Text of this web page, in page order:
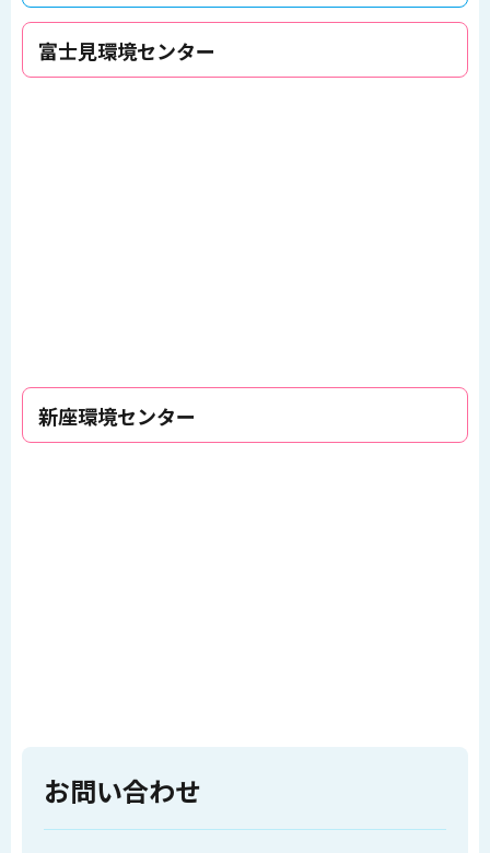
富士見環境センター
新座環境センター
お問い合わせ